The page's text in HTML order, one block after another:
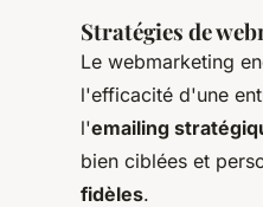
Stratégies de
Le webmarketing
l'efficacité d'une
l'emailing
bien ciblées et
fidèles.